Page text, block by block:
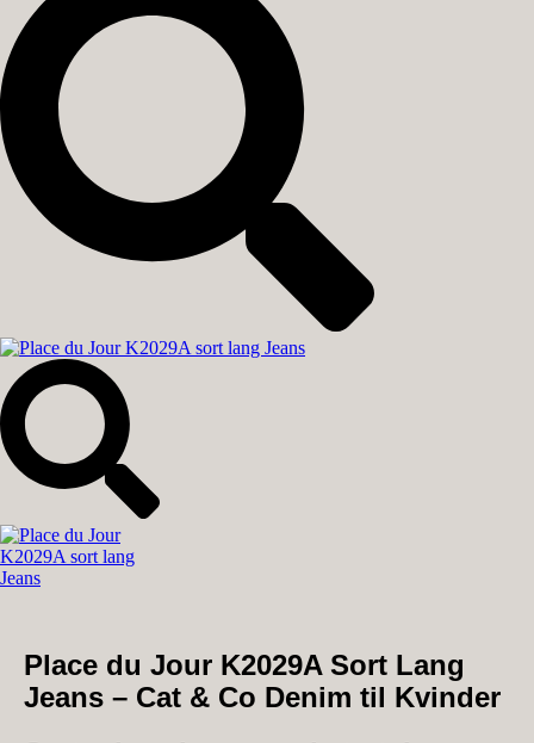
Place du Jour K2029A Sort Lang
Jeans – Cat & Co Denim til Kvinder